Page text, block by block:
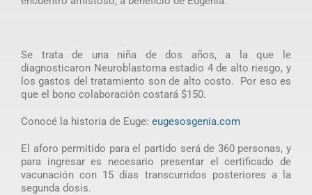
Se trata de una niña de dos años, a la que le
diagnosticaron Neuroblastoma estadio 4 de alto riesgo, y
los gastos del tratamiento son de alto costo. Por eso es
que el bono colaboración costará $150.
Conocé la historia de Euge: eugesosgenia.com
El aforo permitido para el partido será de 360 personas, y
para ingresar es necesario presentar el certificado de
vacunación con 15 días transcurridos posteriores a la
segunda dosis.